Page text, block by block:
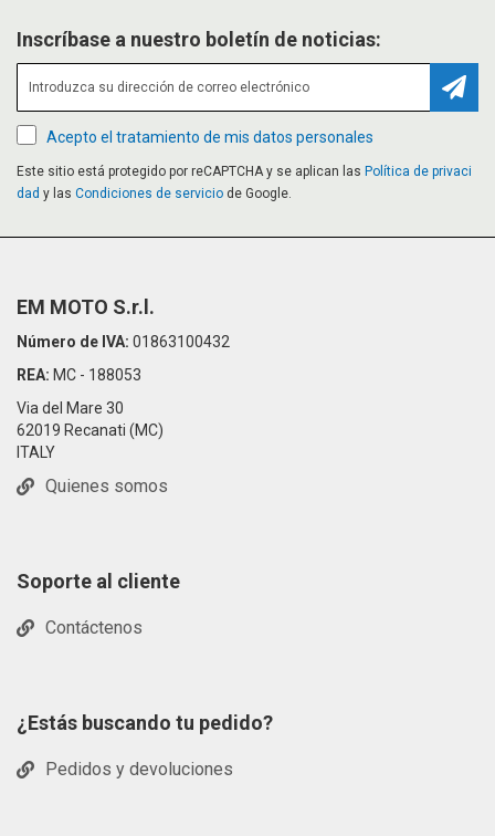
Inscríbase a nuestro boletín de noticias:
Acepto el tratamiento de mis datos personales
Este sitio está protegido por reCAPTCHA y se aplican las Política de privaci
dad y las Condiciones de servicio de Google.
EM MOTO S.r.l.
Número de IVA: 01863100432
REA: MC - 188053
Via del Mare 30
62019 Recanati (MC)
ITALY
Quienes somos
Soporte al cliente
Contáctenos
¿Estás buscando tu pedido?
Pedidos y devoluciones